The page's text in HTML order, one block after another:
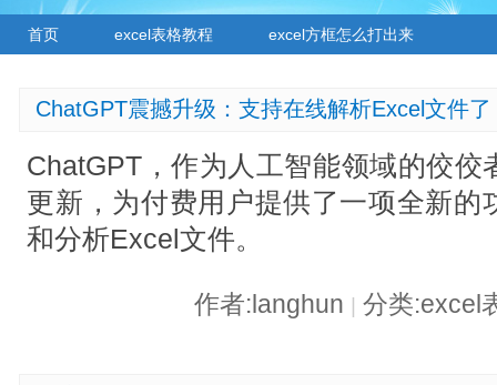
首页 excel表格教程 excel方框怎么打出来
ChatGPT震撼升级：支持在线解析Excel文件了
ChatGPT，作为人工智能领域的佼佼
更新，为付费用户提供了一项全新
和分析Excel文件。
作者:langhun 分类:excel